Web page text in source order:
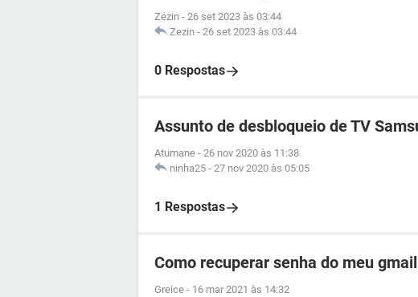
Zezin - 26 set 2023 às 03:44
Zezin - 26 set 2023 às 03:44
0 Respostas
Assunto de desbloqueio de TV
Atumane - 26 nov 2020 às 11:38
ninha25 - 27 nov 2020 às 05:05
1 Respostas
Como recuperar senha do meu
Greice - 16 mar 2021 às 14:32